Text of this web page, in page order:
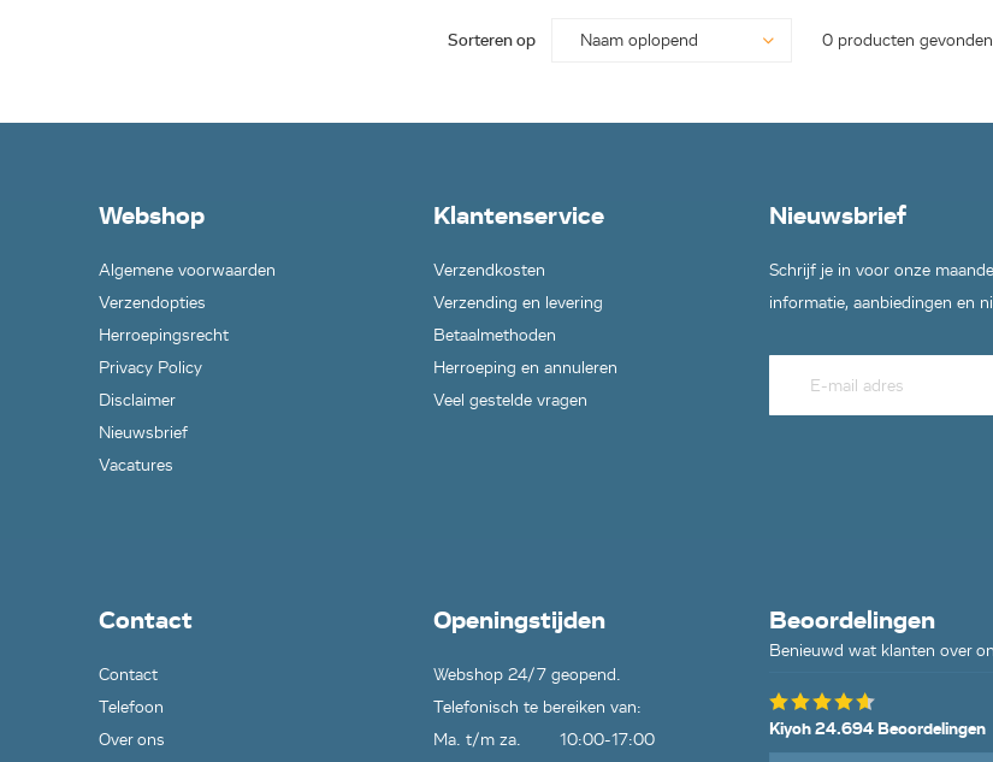
Sorteren op 0 producten gevonden
Webshop
Algemene voorwaarden
Verzendopties
Herroepingsrecht
Privacy Policy
Disclaimer
Nieuwsbrief
Vacatures
Klantenservice
Verzendkosten
Verzending en levering
Betaalmethoden
Herroeping en annuleren
Veel gestelde vragen
Nieuwsbrief
Schrijf je in voor onze
informatie, aanbiedingen en
Contact
Contact
Telefoon
Over ons
Openingstijden
Webshop 24/7 geopend.
Telefonisch te bereiken van:
Ma. t/m za.
10:00-17:00
Beoordelingen
Benieuwd wat klanten over
Kiyoh 24.694 Beoordelingen